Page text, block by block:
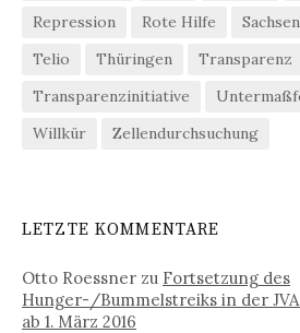
Repression
Rote Hilfe Sachsen
Telio
Thüringen
Transparenz
Transparenzinitiative
Willkür
Zellendurchsuchung
LETZTE KOMMENTARE
Otto Roessner zu Fortsetzung des
Hunger-/Bummelstreiks in der
ab 1. März 2016